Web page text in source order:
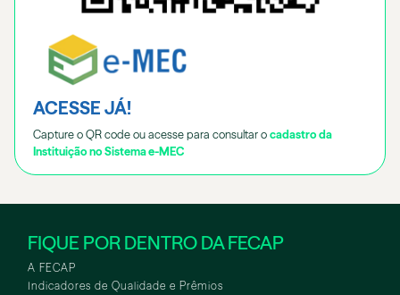
ACESSE JÁ!
Capture o QR code ou acesse para consultar o cadastro da
Instituição no Sistema e-MEC
FIQUE POR DENTRO DA FECAP
A FECAP
Indicadores de Qualidade e Prêmios